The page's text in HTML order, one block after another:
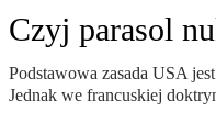
Czyj parasol
Podstawowa zasada USA
Jednak we francuskiej